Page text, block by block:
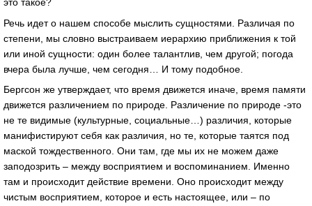
Речь идет о нашем способе мыслить сущностями. Различая по
степени, мы словно выстраиваем иерархию приближения к той
или иной сущности: один более талантлив, чем другой; погода
вчера была лучше, чем сегодня… И тому подобное.
Бергсон же утверждает, что время движется иначе, время памяти
движется различением по природе. Различение по природе -это
не те видимые (культурные, социальные…) различия, которые
манифистируют себя как различия, но те, которые таятся под
маской тождественного. Они там, где мы их не можем даже
заподозрить – между восприятием и воспоминанием. Именно
там и происходит действие времени. Оно происходит между
чистым восприятием, которое и есть настоящее, или – по